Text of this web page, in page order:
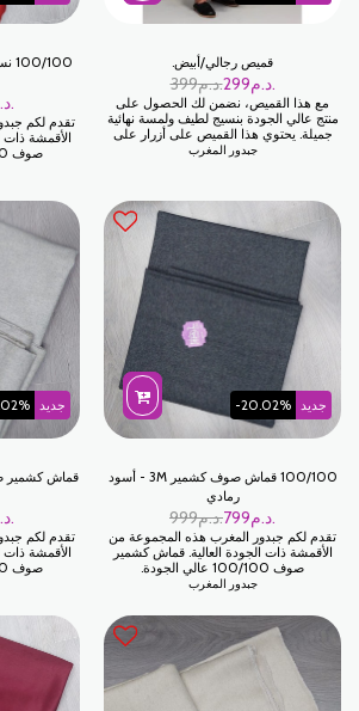
قميص رجالي/أبيض.
399 د.م.299 د.م.
مع هذا القميص، نضمن لك الحصول على
منتج عالي الجودة بنسيج لطيف ولمسة نهائية
جميلة. يحتوي هذا القميص على أزرار على
الصدر، وجيب على الصدر، وجيبين جانبيين.
جبدور المغرب
د.م.
تقدم لكم
الأقمشة ذات
صوف 100/100 عالي الجودة.
جديد -20.02%
100/100 قماش صوف كشمير 3M - أسود
رمادي
999 د.م.799 د.م.
تقدم لكم جبدور المغرب هذه المجموعة من
الأقمشة ذات الجودة العالية. قماش كشمير
صوف 100/100 عالي الجودة.
جبدور المغرب
جديد
د.م.
تقدم لكم
الأقمشة ذات
صوف 100/100 عالي الجودة.